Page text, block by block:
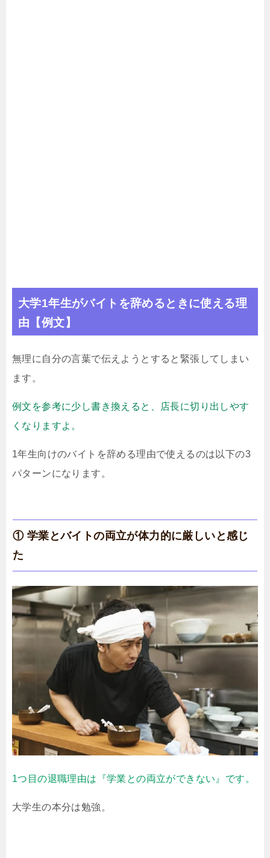
大学1年生がバイトを辞めるときに使える理
由【例文】
無理に自分の言葉で伝えようとすると緊張してしまい
ます。
例文を参考に少し書き換えると、店長に切り出しやす
くなりますよ。
1年生向けのバイトを辞める理由で使えるのは以下の3
パターンになります。
① 学業とバイトの両立が体力的に厳しいと感じ
た
1つ目の退職理由は『学業との両立ができない』です。
大学生の本分は勉強。